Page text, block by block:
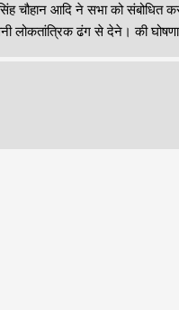
चौहान आदि ने सभा को संबोधित
लोकतांत्रिक ढंग से देने। की